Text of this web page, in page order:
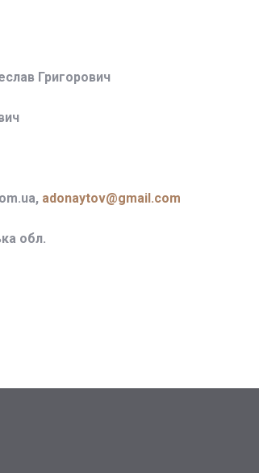
Григорович
adonaytov@gmail.com
обл.